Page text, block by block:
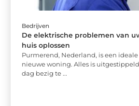
Bedrijven
De elektrische problemen van
huis oplossen
Purmerend, Nederland, is een
nieuwe woning. Alles is
dag bezig te ...